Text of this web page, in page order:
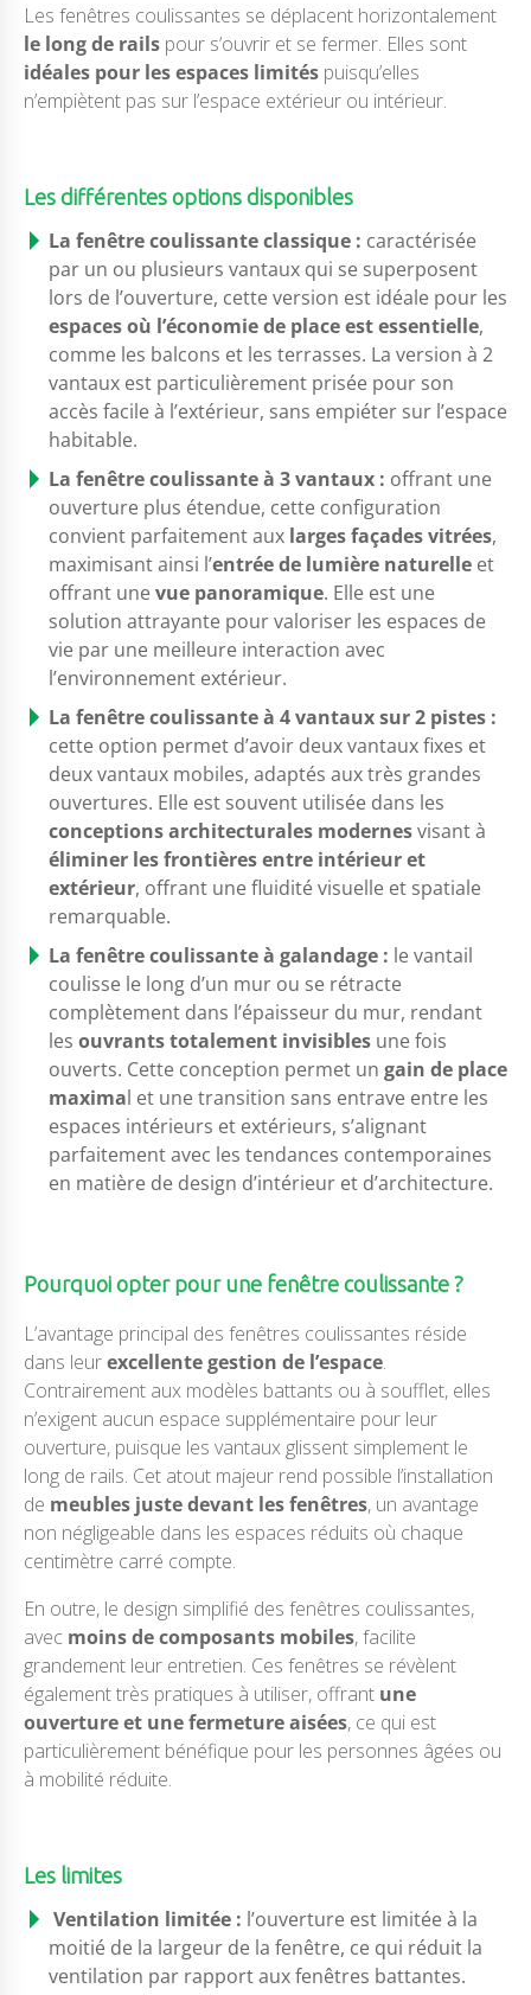
Les fenêtres coulissantes se déplacent horizontalement
le long de rails pour s’ouvrir et se fermer. Elles sont
idéales pour les espaces limités puisqu’elles
n’empiètent pas sur l’espace extérieur ou intérieur.
Les différentes options disponibles
La fenêtre coulissante classique : caractérisée
par un ou plusieurs vantaux qui se superposent
lors de l’ouverture, cette version est idéale pour les
espaces où l’économie de place est essentielle,
comme les balcons et les terrasses. La version à 2
vantaux est particulièrement prisée pour son
accès facile à l’extérieur, sans empiéter sur l’espace
habitable.
La fenêtre coulissante à 3 vantaux : offrant une
ouverture plus étendue, cette configuration
convient parfaitement aux larges façades vitrées,
maximisant ainsi l’entrée de lumière naturelleet
offrant unevue panoramique. Elle est une
solution attrayante pour valoriser les espaces de
vie par une meilleure interaction avec
l’environnement extérieur.
La fenêtre coulissante à 4 vantaux sur 2 pistes :
cette option permet d’avoir deux vantaux fixes et
deux vantaux mobiles, adaptés aux très grandes
ouvertures. Elle est souvent utilisée dans les
conceptions architecturales modernesvisant à
éliminer les frontières entre intérieur et
extérieur, offrant une fluidité visuelle et spatiale
remarquable.
La fenêtre coulissante à galandage : le vantail
coulisse le long d’un mur ou se rétracte
complètement dans l’épaisseur du mur, rendant
les ouvrants totalement invisiblesune fois
ouverts. Cette conception permet un gain de place
maximal et une transition sans entrave entre les
espaces intérieurs et extérieurs, s’alignant
parfaitement avec les tendances contemporaines
en matière de design d’intérieur et d’architecture.
Pourquoi opter pour une fenêtre coulissante ?
L’avantage principal des fenêtres coulissantes réside
dans leurexcellente gestion de l’espace.
Contrairement aux modèles battants ou à soufflet, elles
n’exigent aucun espace supplémentaire pour leur
ouverture, puisque les vantaux glissent simplement le
long de rails. Cet atout majeur rend possible l’installation
de meubles juste devant les fenêtres, un avantage
non négligeable dans les espaces réduits où chaque
centimètre carré compte.
En outre, le design simplifié des fenêtres coulissantes,
avec moins de composants mobiles, facilite
grandement leur entretien. Ces fenêtres se révèlent
également très pratiques à utiliser, offrant une
ouverture et une fermeture aisées, ce qui est
particulièrement bénéfique pour les personnes âgées ou
à mobilité réduite.
Les limites
Ventilation limitée : l’ouverture est limitée à la
moitié de la largeur de la fenêtre, ce qui réduit la
ventilation par rapport aux fenêtres battantes.